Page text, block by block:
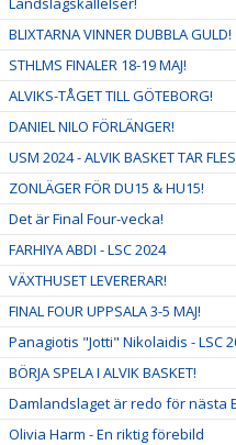
BLIXTARNA VINNER DUBBLA GULD!
STHLMS FINALER 18-19 MAJ!
ALVIKS-TÅGET TILL GÖTEBORG!
DANIEL NILO FÖRLÄNGER!
USM 2024 - ALVIK BASKET TAR
ZONLÄGER FÖR DU15 & HU15!
Det är Final Four-vecka!
FARHIYA ABDI - LSC 2024
VÄXTHUSET LEVERERAR!
FINAL FOUR UPPSALA 3-5 MAJ!
Panagiotis "Jotti" Nikolaidis - LSC
BÖRJA SPELA I ALVIK BASKET!
Damlandslaget är redo för nästa
Olivia Harm - En riktig förebild